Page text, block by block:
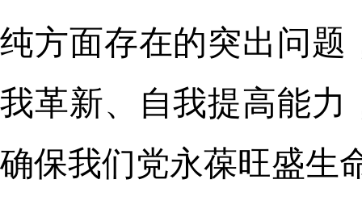
纯方面存在的突出问题
我革新、自我提高能力
确保我们党永葆旺盛生